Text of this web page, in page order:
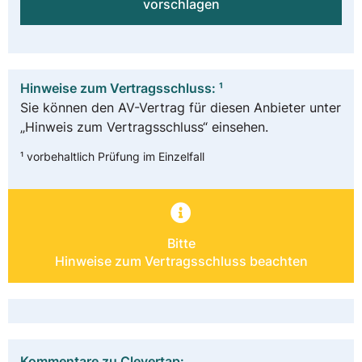
vorschlagen
Hinweise zum Vertragsschluss: ¹
Sie können den AV-Vertrag für diesen Anbieter unter
„Hinweis zum Vertragsschluss“ einsehen.
¹ vorbehaltlich Prüfung im Einzelfall
Bitte
Hinweise zum Vertragsschluss beachten